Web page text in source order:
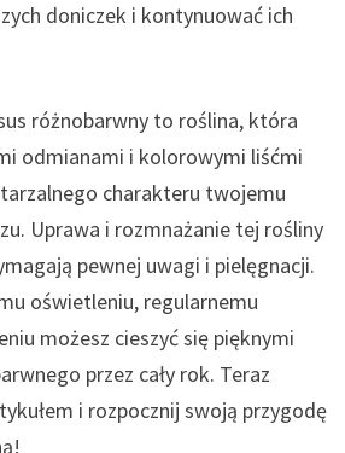
doniczek i kontynuować ich
różnobarwny to roślina, która
odmianami i kolorowymi liśćmi
charakteru twojemu
Uprawa i rozmnażanie tej rośliny
pewnej uwagi i pielęgnacji.
oświetleniu, regularnemu
możesz cieszyć się pięknymi
przez cały rok. Teraz
i rozpocznij swoją przygodę